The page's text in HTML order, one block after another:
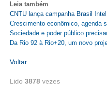
HOMOLOGAÇÕES
PISO SALARIAL
Leia também
CNTU lança campanha Brasil
Crescimento econômico, agenda
Sociedade e poder público
Da Rio 92 à Rio+20, um novo
Voltar
Lido 3878 vezes